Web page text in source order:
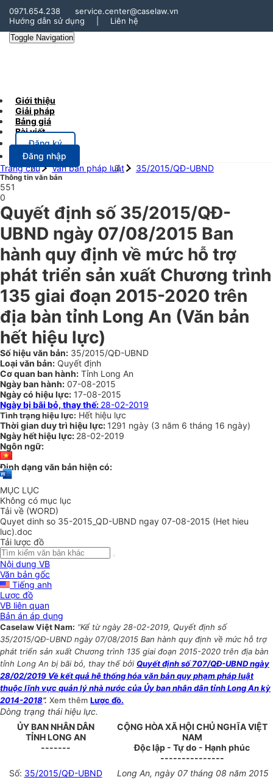
0971.654.238
service.center@caselaw.vn
Hướng dẫn sử dụng
Liên hệ
Toggle Navigation
Giới thiệu
Giải pháp
Bảng giá
Bài viết
Đăng ký
Đăng nhập
Trang chủ
Văn bản pháp luật 35/2015/QĐ-UBND
Thông tin văn bản
551
0
Quyết định số 35/2015/QĐ-
UBND ngày 07/08/2015 Ban
hành quy định về mức hỗ trợ
phát triển sản xuất Chương trình
135 giai đoạn 2015-2020 trên
địa bàn tỉnh Long An (Văn bản
hết hiệu lực)
Số hiệu văn bản: 35/2015/QĐ-UBND
Loại văn bản: Quyết định
Cơ quan ban hành: Tỉnh Long An
Ngày ban hành: 07-08-2015
Ngày có hiệu lực: 17-08-2015
Ngày bị bãi bỏ, thay thế: 28-02-2019
Tình trạng hiệu lực: Hết hiệu lực
Thời gian duy trì hiệu lực: 1291 ngày (3 năm 6 tháng 16 ngày)
Ngày hết hiệu lực: 28-02-2019
Ngôn ngữ:
Định dạng văn bản hiện có:
MỤC LỤC
Không có mục lục
Tải về (WORD)
Quyet dinh so 35-2015_QD-UBND ngay 07-08-2015 (Het hieu
luc).doc
Tải lược đồ
Nội dung VB
Văn bản gốc
Tiếng anh
Lược đồ
VB liên quan
Bản án áp dụng
Caselaw Việt Nam: “Kể từ ngày 28-02-2019, Quyết định số
35/2015/QĐ-UBND ngày 07/08/2015 Ban hành quy định về mức hỗ trợ
phát triển sản xuất Chương trình 135 giai đoạn 2015-2020 trên địa bàn
tỉnh Long An bị bãi bỏ, thay thế bởi Quyết định số 707/QĐ-UBND ngày
28/02/2019 Về kết quả hệ thống hóa văn bản quy phạm pháp luật
thuộc lĩnh vực quản lý nhà nước của Ủy ban nhân dân tỉnh Long An kỳ
2014-2018”. Xem thêm Lược đồ.
Dòng trạng thái hiệu lực.
ỦY BAN NHÂN DÂN
TỈNH LONG AN
-------
CỘNG HÒA XÃ HỘI CHỦ NGHĨA VIỆT
NAM
Độc lập - Tự do - Hạnh phúc
---------------
Số: 35/2015/QĐ-UBND Long An, ngày 07 tháng 08 năm 2015